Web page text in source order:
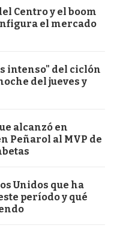
Centro y el boom
el mercado
intenso" del ciclón
del jueves y
alcanzó en
Peñarol al MVP de
Unidos que ha
período y qué